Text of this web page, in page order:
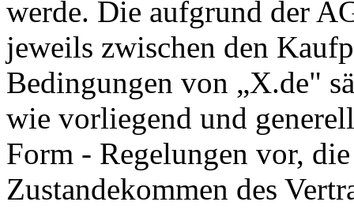
werde. Die aufgrund der
jeweils zwischen den
Bedingungen von „X.de"
wie vorliegend und
Form - Regelungen vor,
Zustandekommen des